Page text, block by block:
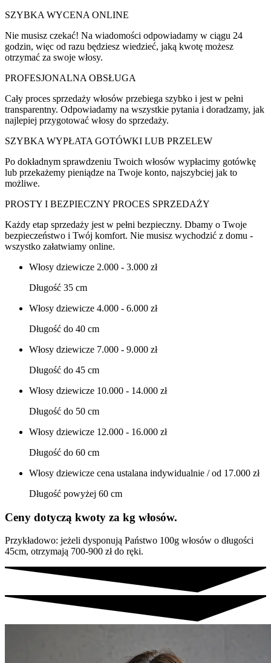
SZYBKA WYCENA ONLINE
Nie musisz czekać! Na wiadomości odpowiadamy w ciągu 24
godzin, więc od razu będziesz wiedzieć, jaką kwotę możesz
otrzymać za swoje włosy.
PROFESJONALNA OBSŁUGA
Cały proces sprzedaży włosów przebiega szybko i jest w pełni
transparentny. Odpowiadamy na wszystkie pytania i doradzamy, jak
najlepiej przygotować włosy do sprzedaży.
SZYBKA WYPŁATA GOTÓWKI LUB PRZELEW
Po dokładnym sprawdzeniu Twoich włosów wypłacimy gotówkę
lub przekażemy pieniądze na Twoje konto, najszybciej jak to
możliwe.
PROSTY I BEZPIECZNY PROCES SPRZEDAŻY
Każdy etap sprzedaży jest w pełni bezpieczny. Dbamy o Twoje
bezpieczeństwo i Twój komfort. Nie musisz wychodzić z domu -
wszystko załatwiamy online.
Włosy dziewicze 2.000 - 3.000 zł
Długość 35 cm
Włosy dziewicze 4.000 - 6.000 zł
Długość do 40 cm
Włosy dziewicze 7.000 - 9.000 zł
Długość do 45 cm
Włosy dziewicze 10.000 - 14.000 zł
Długość do 50 cm
Włosy dziewicze 12.000 - 16.000 zł
Długość do 60 cm
Włosy dziewicze cena ustalana indywidualnie / od 17.000 zł
Długość powyżej 60 cm
Ceny dotyczą kwoty za kg włosów.
Przykładowo: jeżeli dysponują Państwo 100g włosów o długości
45cm, otrzymają 700-900 zł do ręki.